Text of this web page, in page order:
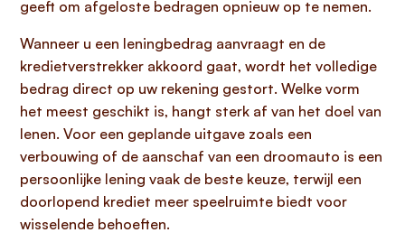
geeft om afgeloste bedragen opnieuw op te nemen.
Wanneer u een leningbedrag aanvraagt en de
kredietverstrekker akkoord gaat, wordt het volledige
bedrag direct op uw rekening gestort. Welke vorm
het meest geschikt is, hangt sterk af van het doel van
lenen. Voor een geplande uitgave zoals een
verbouwing of de aanschaf van een droomauto is een
persoonlijke lening vaak de beste keuze, terwijl een
doorlopend krediet meer speelruimte biedt voor
wisselende behoeften.